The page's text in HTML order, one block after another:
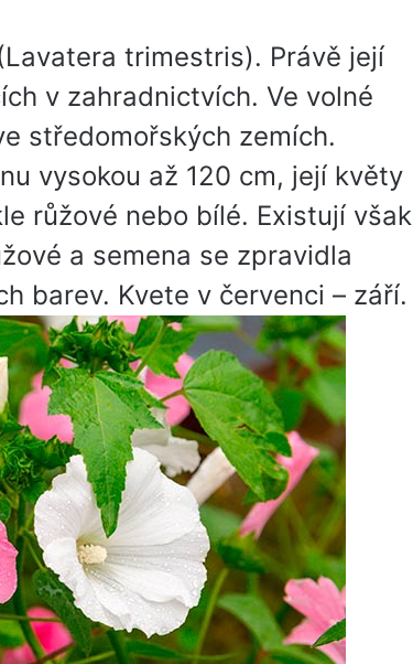
trimestris). Právě její
v zahradnictvích. Ve volné
středomořských zemích.
vysokou až 120 cm, její květy
růžové nebo bílé. Existují však
a semena se zpravidla
barev. Kvete v červenci – září.